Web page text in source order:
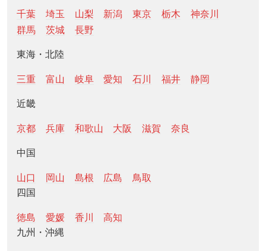
千葉 埼玉 山梨 新潟 東京 栃木
神奈川
群馬
茨城 長野
東海・北陸
三重 富山 岐阜 愛知 石川 福井 静岡
近畿
京都 兵庫 和歌山 大阪 滋賀 奈良
中国
山口 岡山 島根 広島
鳥取
四国
徳島 愛媛 香川
高知
九州・沖縄